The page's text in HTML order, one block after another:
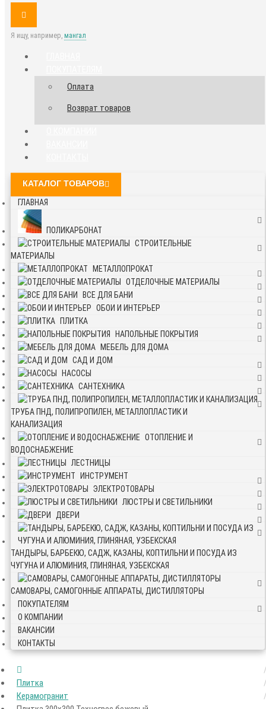
Я ищу, например, мангал
Оплата
Возврат товаров
КАТАЛОГ ТОВАРОВ
ГЛАВНАЯ
ПОЛИКАРБОНАТ
СТРОИТЕЛЬНЫЕ
МАТЕРИАЛЫ
МЕТАЛЛОПРОКАТ
ОТДЕЛОЧНЫЕ МАТЕРИАЛЫ
ВСЕ ДЛЯ БАНИ
ОБОИ И ИНТЕРЬЕР
ПЛИТКА
НАПОЛЬНЫЕ ПОКРЫТИЯ
МЕБЕЛЬ ДЛЯ ДОМА
САД И ДОМ
НАСОСЫ
САНТЕХНИКА
ТРУБА ПНД, ПОЛИПРОПИЛЕН, МЕТАЛЛОПЛАСТИК И
КАНАЛИЗАЦИЯ
ОТОПЛЕНИЕ И
ВОДОСНАБЖЕНИЕ
ЛЕСТНИЦЫ
ИНСТРУМЕНТ
ЭЛЕКТРОТОВАРЫ
ЛЮСТРЫ И СВЕТИЛЬНИКИ
ДВЕРИ
ТАНДЫРЫ, БАРБЕКЮ, САДЖ, КАЗАНЫ, КОПТИЛЬНИ И ПОСУДА ИЗ
ЧУГУНА И АЛЮМИНИЯ, ГЛИНЯНАЯ, УЗБЕКСКАЯ
САМОВАРЫ, САМОГОННЫЕ АППАРАТЫ, ДИСТИЛЛЯТОРЫ
ПОКУПАТЕЛЯМ
О КОМПАНИИ
ВАКАНСИИ
КОНТАКТЫ
Плитка
Керамогранит